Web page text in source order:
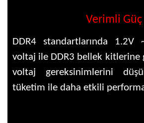
Verimli Güç
DDR4 standartlarında 1.2V
voltaj ile DDR3 bellek kitlerine
voltaj gereksinimlerini
tüketim ile daha etkili